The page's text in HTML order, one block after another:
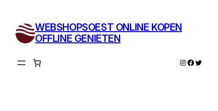
inhoud
WEBSHOPSOEST ONLINE KOPEN
OFFLINE GENIETEN
Instagram
Twitter